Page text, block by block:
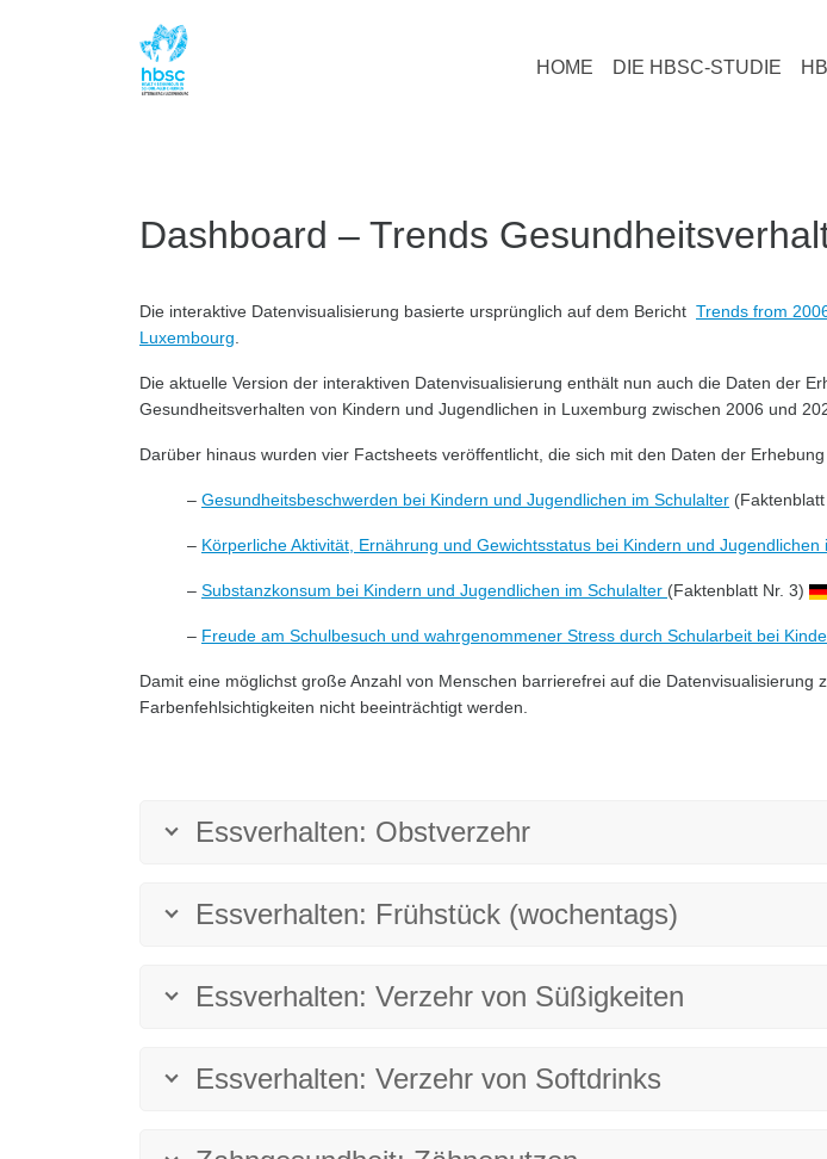
HOME DIE HBSC-STUDIE
Dashboard – Trends
Die interaktive Datenvisualisierung basierte ursprünglich auf dem Bericht Trends from
Luxembourg
Die aktuelle Version der interaktiven Datenvisualisierung enthält nun auch die Daten der
Gesundheitsverhalten von Kindern und Jugendlichen in Luxemburg zwischen 2006 und
Darüber hinaus wurden vier Factsheets veröffentlicht, die sich mit den Daten der
– Gesundheitsbeschwerden bei Kindern und Jugendlichen im Schulalter
– Körperliche Aktivität, Ernährung und Gewichtsstatus bei Kindern und Jugendlichen
– Substanzkonsum bei Kindern und Jugendlichen im Schulalter (Faktenblatt Nr. 3)
– Freude am Schulbesuch und wahrgenommener Stress durch Schularbeit bei
Damit eine möglichst große Anzahl von Menschen barrierefrei auf die
Farbenfehlsichtigkeiten nicht beeinträchtigt werden.
Essverhalten: Obstverzehr
Essverhalten: Frühstück (wochentags)
Essverhalten: Verzehr von Süßigkeiten
Essverhalten: Verzehr von Softdrinks